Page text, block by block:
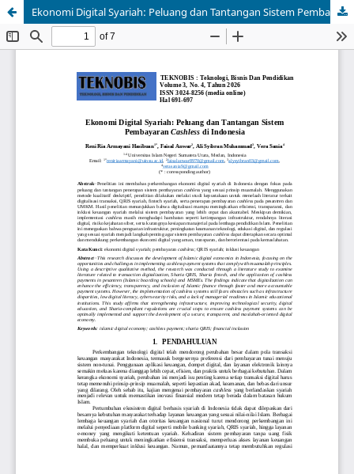
Ekonomi Digital Syariah: Peluang dan Tantangan Sistem Pembayaran Cashless di Indonesia